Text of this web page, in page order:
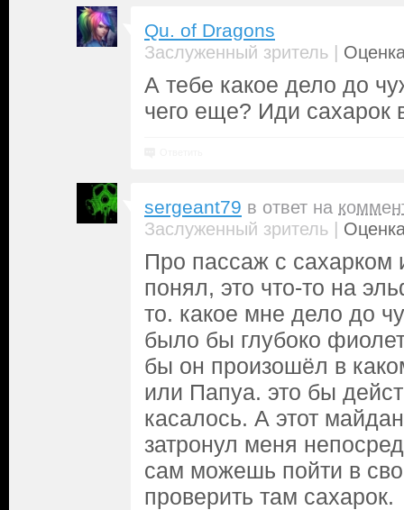
Qu. of Dragons
Заслуженный зритель |
А тебе какое дело до
чего еще? Иди сахарок
sergeant79 в ответ на
Заслуженный зритель |
Про пассаж с сахарком
понял, это что-то на
то. какое мне дело до
было бы глубоко
бы он произошёл в
или Папуа. это бы
касалось. А этот
затронул меня
сам можешь пойти в
проверить там сахарок.